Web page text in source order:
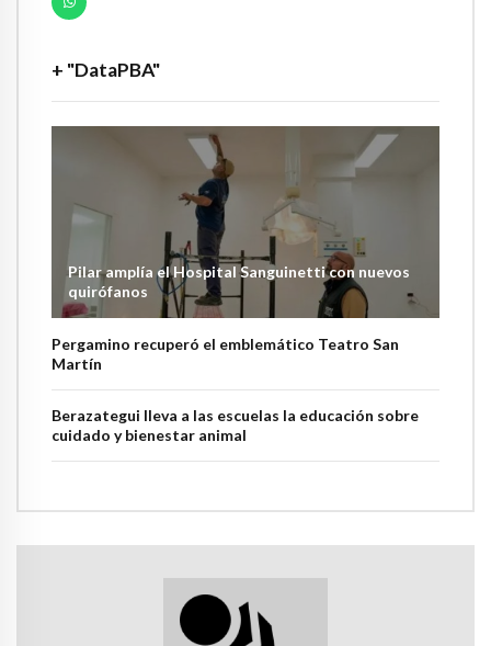
+ "DataPBA"
Pilar amplía el Hospital Sanguinetti con nuevos
quirófanos
Pergamino recuperó el emblemático Teatro San
Martín
Berazategui lleva a las escuelas la educación sobre
cuidado y bienestar animal